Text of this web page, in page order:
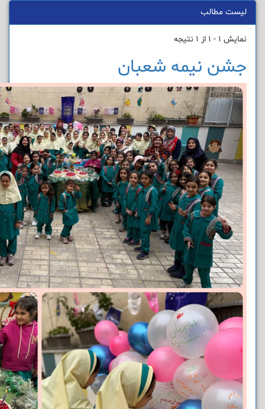
لیست مطالب
نمایش 1 - 1 از 1 نتیجه
جشن نیمه شعبان